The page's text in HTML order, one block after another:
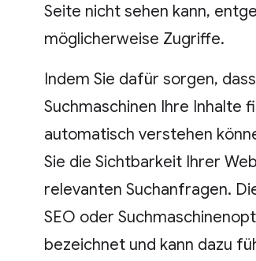
Seite nicht sehen kann,
möglicherweise Zugriffe.
Indem Sie dafür sorgen, dass
Suchmaschinen Ihre Inhalte
automatisch verstehen
Sie die Sichtbarkeit Ihrer
relevanten Suchanfragen.
SEO oder
bezeichnet und kann dazu